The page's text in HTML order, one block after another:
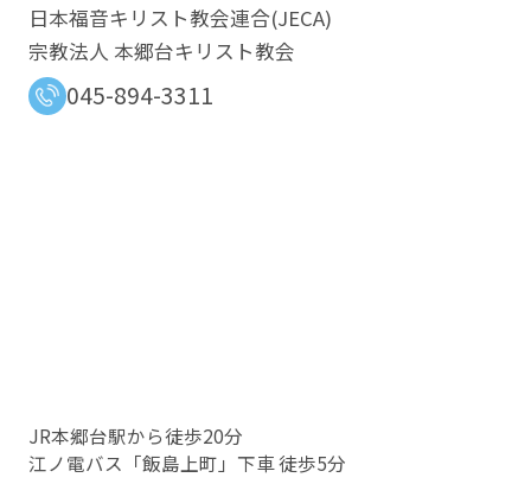
日本福音キリスト教会連合​(JECA)
宗教法人 本郷台キリスト教会
045-894-3311
JR本郷台駅から徒歩20分
江ノ電バス「飯島上町」下車 徒歩5分